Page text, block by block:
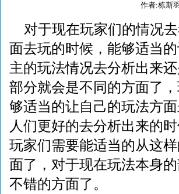
作者:栋斯羽
对于现在玩家们的情况
面去玩的时候，能够适当
主的玩法情况去分析出来
部分就会是不同的方面了
够适当的让自己的玩法方
人们更好的去分析出来的
玩家们需要能适当的从这
面了，对于现在玩法本身
不错的方面了。